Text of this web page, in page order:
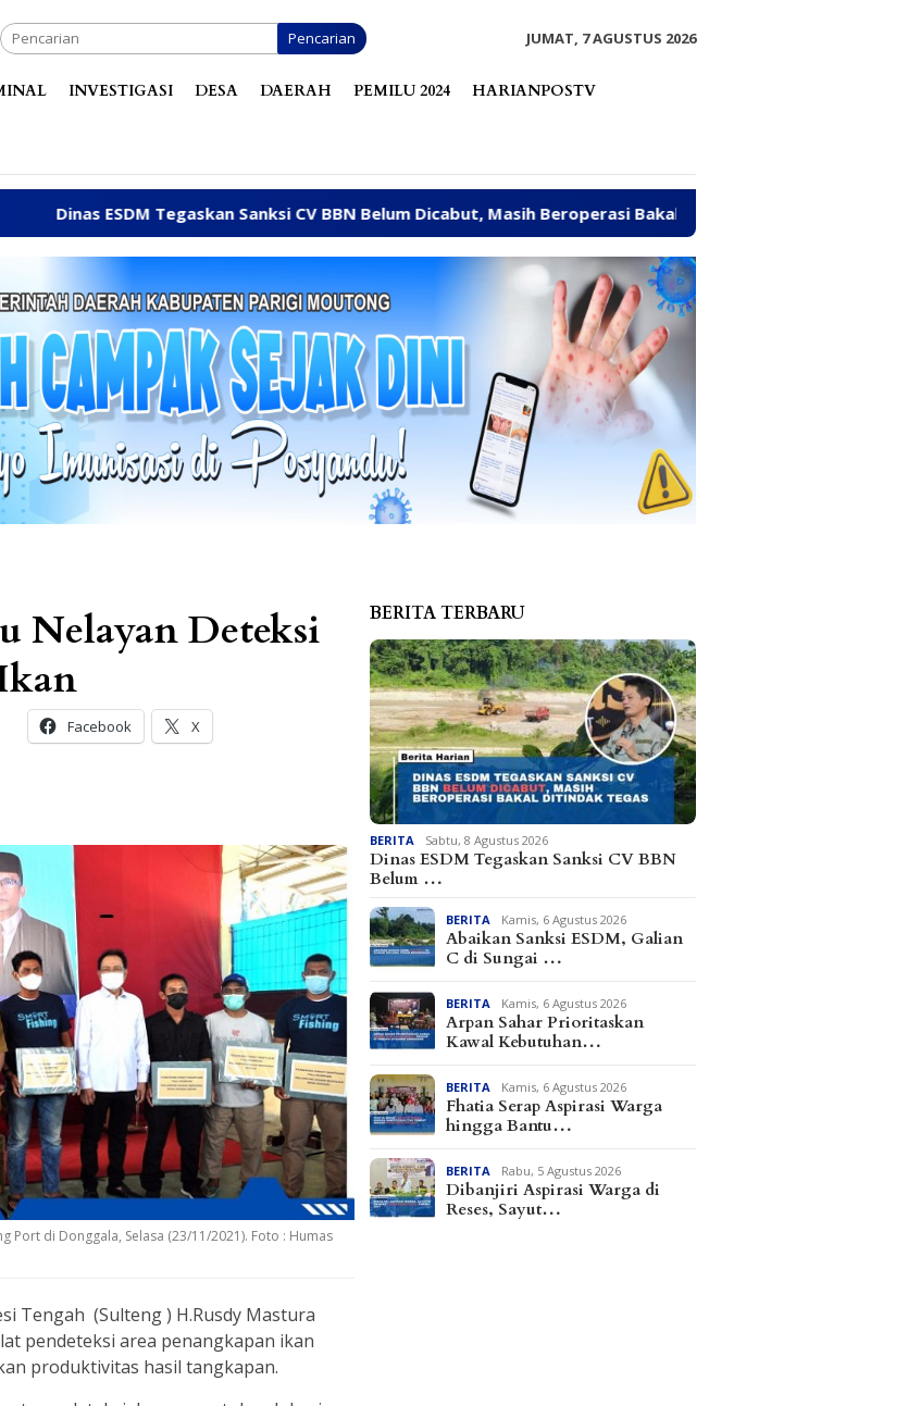
Pencarian JUMAT, 7 AGUSTUS 2026
INVESTIGASI DESA DAERAH PEMILU 2024 HARIANPOSTV
Sanksi CV BBN Belum Dicabut, Masih Beroperasi Bakal Ditindak Tegas Abaikan Sanksi ESDM,
Nelayan Deteksi
Facebook X
Port di Donggala, Selasa (23/11/2021). Foto : Humas
Tengah (Sulteng ) H.Rusdy Mastura
pendeteksi area penangkapan ikan
produktivitas hasil tangkapan.
BERITA TERBARU
BERITA Sabtu, 8 Agustus 2026
Dinas ESDM Tegaskan Sanksi CV BBN
Belum …
BERITA Kamis, 6 Agustus 2026
Abaikan Sanksi ESDM, Galian
C di Sungai …
BERITA Kamis, 6 Agustus 2026
Arpan Sahar Prioritaskan
Kawal Kebutuhan…
BERITA Kamis, 6 Agustus 2026
Fhatia Serap Aspirasi Warga
hingga Bantu…
BERITA Rabu, 5 Agustus 2026
Dibanjiri Aspirasi Warga di
Reses, Sayut…